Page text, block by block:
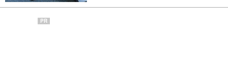
について紹介します。
PR